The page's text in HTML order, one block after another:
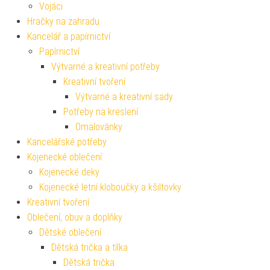
Vojáci
Hračky na zahradu
Kancelář a papírnictví
Papírnictví
Výtvarné a kreativní potřeby
Kreativní tvoření
Výtvarné a kreativní sady
Potřeby na kreslení
Omalovánky
Kancelářské potřeby
Kojenecké oblečení
Kojenecké deky
Kojenecké letní kloboučky a kšiltovky
Kreativní tvoření
Oblečení, obuv a doplňky
Dětské oblečení
Dětská trička a tílka
Dětská trička